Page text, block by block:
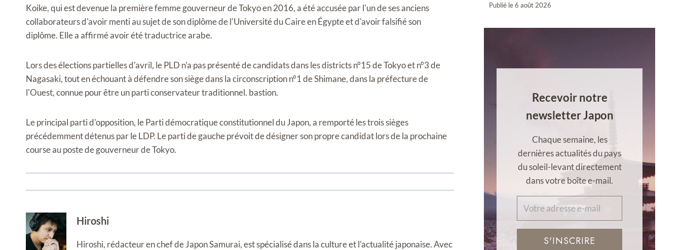
Koike, qui est devenue la première femme gouverneur de Tokyo en 2016, a été accusée par l'un de ses anciens
collaborateurs d'avoir menti au sujet de son diplôme de l'Université du Caire en Égypte et d'avoir falsifié son
diplôme. Elle a affirmé avoir été traductrice arabe.
Lors des élections partielles d'avril, le PLD n'a pas présenté de candidats dans les districts n°15 de Tokyo et n°3 de
Nagasaki, tout en échouant à défendre son siège dans la circonscription n°1 de Shimane, dans la préfecture de
l'Ouest, connue pour être un parti conservateur traditionnel. bastion.
Le principal parti d'opposition, le Parti démocratique constitutionnel du Japon, a remporté les trois sièges
précédemment détenus par le LDP. Le parti de gauche prévoit de désigner son propre candidat lors de la prochaine
course au poste de gouverneur de Tokyo.
Hiroshi
Hiroshi, rédacteur en chef de Japon Samurai, est spécialisé dans la culture et l'actualité japonaise. Avec
Publié le6 août 2026
Recevoir notre
newsletter Japon
Chaque semaine, les
dernières actualités du pays
du soleil-levant directement
dans votre boîte e-mail.
S'INSCRIRE